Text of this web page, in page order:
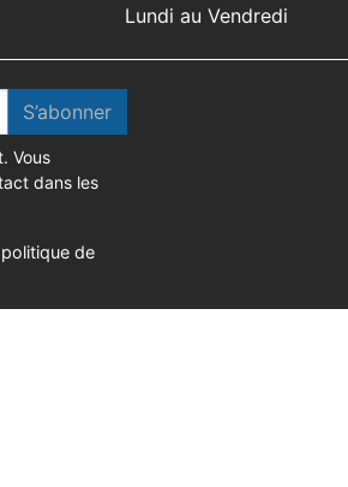
Lundi au Vendredi
S’abonner
Vous
dans les
de